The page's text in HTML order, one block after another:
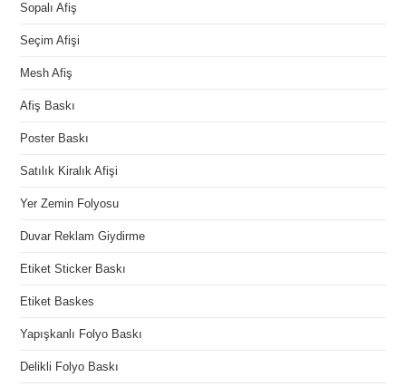
Sopalı Afiş
Seçim Afişi
Mesh Afiş
Afiş Baskı
Poster Baskı
Satılık Kiralık Afişi
Yer Zemin Folyosu
Duvar Reklam Giydirme
Etiket Sticker Baskı
Etiket Baskes
Yapışkanlı Folyo Baskı
Delikli Folyo Baskı